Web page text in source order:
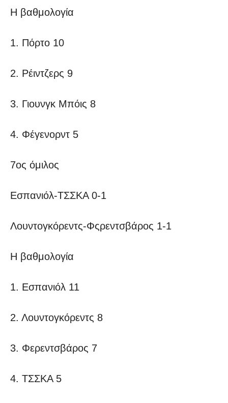
Η βαθμολογία
1. Πόρτο 10
2. Ρέιντζερς 9
3. Γιουνγκ Μπόις 8
4. Φέγενορντ 5
7ος όμιλος
Εσπανιόλ-ΤΣΣΚΑ 0-1
Λουντογκόρεντς-Φςρεντσβάρος 1-1
Η βαθμολογία
1. Εσπανιόλ 11
2. Λουντογκόρεντς 8
3. Φερεντσβάρος 7
4. ΤΣΣΚΑ 5